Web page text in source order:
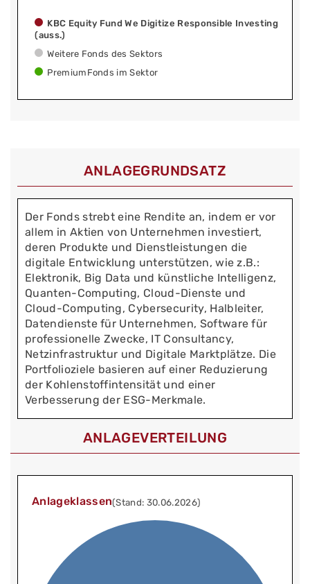
KBC Equity Fund We Digitize Responsible Investing
(auss.)
Weitere Fonds des Sektors
PremiumFonds im Sektor
ANLAGEGRUNDSATZ
Der Fonds strebt eine Rendite an, indem er vor
allem in Aktien von Unternehmen investiert,
deren Produkte und Dienstleistungen die
digitale Entwicklung unterstützen, wie z.B.:
Elektronik, Big Data und künstliche Intelligenz,
Quanten-Computing, Cloud-Dienste und
Cloud-Computing, Cybersecurity, Halbleiter,
Datendienste für Unternehmen, Software für
professionelle Zwecke, IT Consultancy,
Netzinfrastruktur und Digitale Marktplätze. Die
Portfolioziele basieren auf einer Reduzierung
der Kohlenstoffintensität und einer
Verbesserung der ESG-Merkmale.
ANLAGEVERTEILUNG
Anlageklassen(Stand: 30.06.2026)